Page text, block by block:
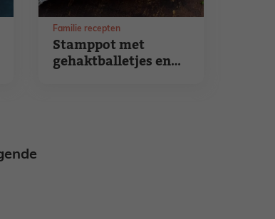
Stamppot met
gehaktballetjes en
Familie recepten